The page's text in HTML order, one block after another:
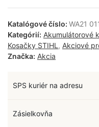
Katalógové číslo: WA21
Kategórií: Akumulátorové
Kosačky STIHL , Akciové
Značka: Akcia
SPS kuriér na adresu
Zásielkovňa